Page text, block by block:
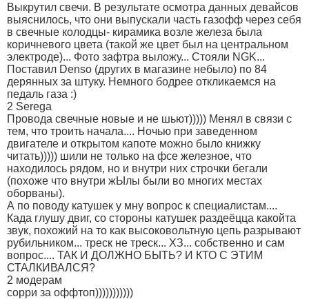
Выкрутил свечи. В результате осмотра данных девайсов
выяснилось, что они выпускали часть газофф через себя
в свечные колодцы- кирамика возле железа была
коричневого цвета (такой же цвет был на центральном
электроде)... Фото зафтра выложу... Стояли NGK...
Поставил Denso (других в магазине небыло) по 84
дерянных за штуку. Немного бодрее откликаемся на
педаль газа :)
2 Serega
Провода свечные новые и не шьют))))) Менял в связи с
тем, что троить начала.... Ночью при заведенном
двигателе и открытом капоте можно было книжку
читать))))) шили не только на фсе железное, что
находилось рядом, но и внутри них строчки бегали
(похоже что внутри жЫлы были во многих местах
оборваны).
А по поводу катушек у мну вопрос к специалистам....
Када глушу двиг, со стороны катушек раздеёцца какойта
звук, похожий на то как высоковольтную цепь разрывают
рубильником... треск не треск... ХЗ... собственно и сам
вопрос.... ТАК И ДОЛЖНО БЫТЬ? И КТО С ЭТИМ
СТАЛКИВАЛСЯ?
2 модерам
сорри за оффтоп)))))))))))